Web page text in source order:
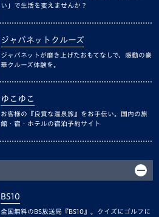
い」で生活を変えませんか？
ジャパネットクルーズ
ジャパネットが磨き上げたおもてなしで、感動の豪
華クルーズ体験を。
ゆこゆこ
お客様の『良質な温泉旅』をお手伝い。国内の旅
館・宿・ホテルの宿泊予約サイト
BS10
全国無料のBS放送局『BS10』。クイズにゴルフに